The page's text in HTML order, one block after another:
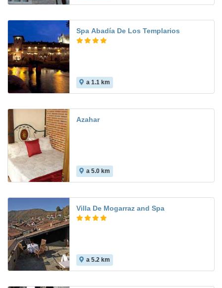
Spa Abadía De Los Templarios
a 1.1 km
Azahar
a 5.0 km
Villa De Mogarraz and Spa
a 5.2 km